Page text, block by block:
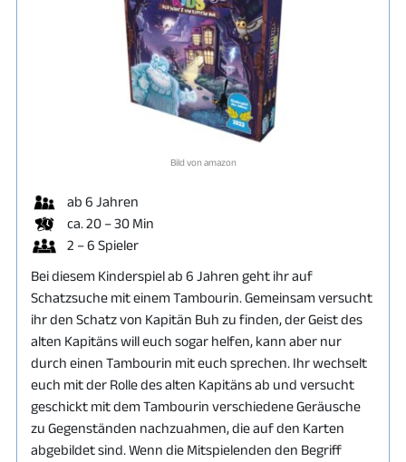
Bild von amazon
ab 6 Jahren
ca. 20 – 30 Min
2 – 6 Spieler
Bei diesem Kinderspiel ab 6 Jahren geht ihr auf
Schatzsuche mit einem Tambourin. Gemeinsam versucht
ihr den Schatz von Kapitän Buh zu finden, der Geist des
alten Kapitäns will euch sogar helfen, kann aber nur
durch einen Tambourin mit euch sprechen. Ihr wechselt
euch mit der Rolle des alten Kapitäns ab und versucht
geschickt mit dem Tambourin verschiedene Geräusche
zu Gegenständen nachzuahmen, die auf den Karten
abgebildet sind. Wenn die Mitspielenden den Begriff